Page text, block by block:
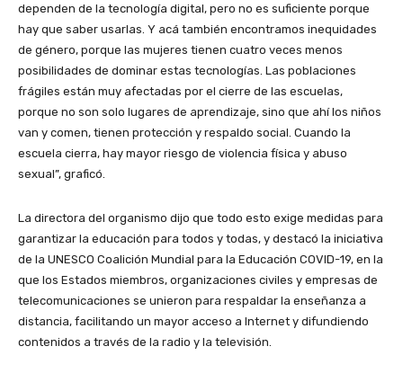
dependen de la tecnología digital, pero no es suficiente porque
hay que saber usarlas. Y acá también encontramos inequidades
de género, porque las mujeres tienen cuatro veces menos
posibilidades de dominar estas tecnologías. Las poblaciones
frágiles están muy afectadas por el cierre de las escuelas,
porque no son solo lugares de aprendizaje, sino que ahí los niños
van y comen, tienen protección y respaldo social. Cuando la
escuela cierra, hay mayor riesgo de violencia física y abuso
sexual”, graficó.
La directora del organismo dijo que todo esto exige medidas para
garantizar la educación para todos y todas, y destacó la iniciativa
de la UNESCO Coalición Mundial para la Educación COVID-19, en la
que los Estados miembros, organizaciones civiles y empresas de
telecomunicaciones se unieron para respaldar la enseñanza a
distancia, facilitando un mayor acceso a Internet y difundiendo
contenidos a través de la radio y la televisión.